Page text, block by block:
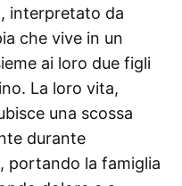
interpretato da
che vive in un
ai loro due figli
La loro vita,
una scossa
durante
portando la famiglia